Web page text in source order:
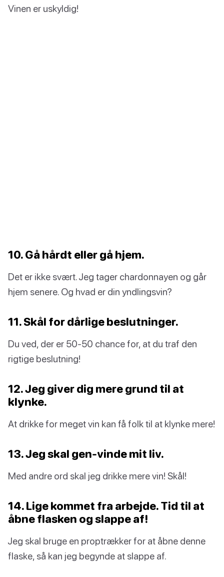
Vinen er uskyldig!
10. Gå hårdt eller gå hjem.
Det er ikke svært. Jeg tager chardonnayen og går
hjem senere. Og hvad er din yndlingsvin?
11. Skål for dårlige beslutninger.
Du ved, der er 50-50 chance for, at du traf den
rigtige beslutning!
12. Jeg giver dig mere grund til at
klynke.
At drikke for meget vin kan få folk til at klynke mere!
13. Jeg skal gen-vinde mit liv.
Med andre ord skal jeg drikke mere vin! Skål!
14. Lige kommet fra arbejde. Tid til at
åbne flasken og slappe af!
Jeg skal bruge en proptrækker for at åbne denne
flaske, så kan jeg begynde at slappe af.